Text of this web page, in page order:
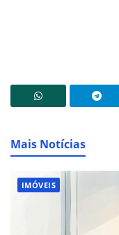
Mais Notícias
IMÓVEIS